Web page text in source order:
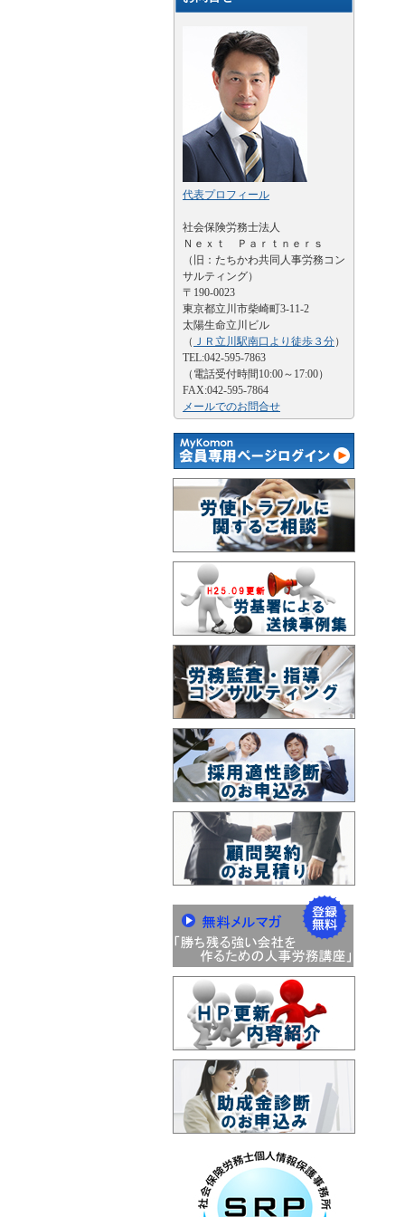
代表プロフィール
社会保険労務士法人
Ｎｅｘｔ Ｐａｒｔｎｅｒｓ
（旧：たちかわ共同人事労務コン
サルティング）
〒190-0023
東京都立川市柴崎町3-11-2
太陽生命立川ビル
（ ＪＲ立川駅南口より徒歩３分）
TEL:042-595-7863
（電話受付時間10:00～17:00）
FAX:042-595-7864
メールでのお問合せ